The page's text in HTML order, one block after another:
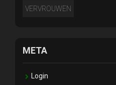
VERVROUWEN
META
Login